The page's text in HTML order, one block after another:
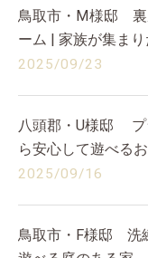
鳥取市・M様邸 裏
ーム | 家族が集ま
2025/09/23
八頭郡・U様邸 プ
ら安心して遊べる
2025/09/16
鳥取市・F様邸 洗